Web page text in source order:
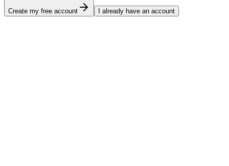
Create my free account I already have an account